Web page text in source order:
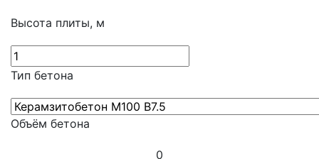
Высота плиты, м
Тип бетона
Объём бетона
0